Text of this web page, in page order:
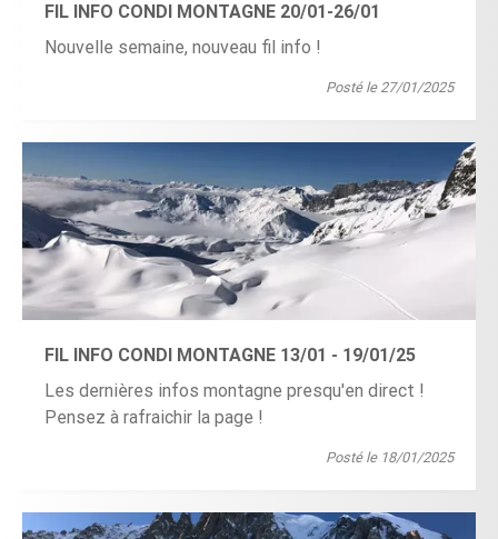
FIL INFO CONDI MONTAGNE 20/01-26/01
Nouvelle semaine, nouveau fil info !
Posté le 27/01/2025
FIL INFO CONDI MONTAGNE 13/01 - 19/01/25
Les dernières infos montagne presqu'en direct !
Pensez à rafraichir la page !
Posté le 18/01/2025